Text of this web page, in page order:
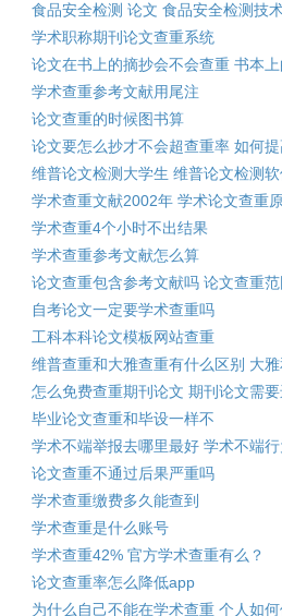
食品安全检测 论文 食品安全检测技
学术职称期刊论文查重系统
论文在书上的摘抄会不会查重 书本
学术查重参考文献用尾注
论文查重的时候图书算
论文要怎么抄才不会超查重率 如何
维普论文检测大学生 维普论文检测
学术查重文献2002年 学术论文查重
学术查重4个小时不出结果
学术查重参考文献怎么算
论文查重包含参考文献吗 论文查重
自考论文一定要学术查重吗
工科本科论文模板网站查重
维普查重和大雅查重有什么区别 大
怎么免费查重期刊论文 期刊论文需
毕业论文查重和毕设一样不
学术不端举报去哪里最好 学术不端
论文查重不通过后果严重吗
学术查重缴费多久能查到
学术查重是什么账号
学术查重42% 官方学术查重有么？
论文查重率怎么降低app
为什么自己不能在学术查重 个人如